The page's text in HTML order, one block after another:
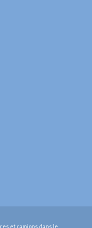
et camions dans le